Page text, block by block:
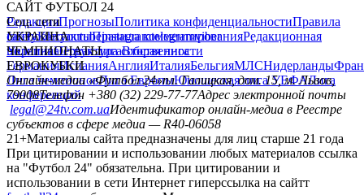
САЙТ ФУТБОЛ 24
РедакцияПрогнозыПолитика конфиденциальностиПравила
сайтуКонтактыПравила комментированияРедакционная
политикаСтруктура собственности
Соц. сети
facebookxyoutubeinstagramtelegramviber
УКРАИНА
УкраинаПервая лигаВторая лига
ЧЕМПИОНАТЫ
ГерманияИспанияАнглияИталияБельгияМЛСНидерланды
ЕВРОКУБКИ
Лига чемпионовЛига ЕвропыЮношеская лига УЕФАЛига
конференций
Онлайн-медиа «Футбол 24»пл. Галицкая, дом. 15, м. Львов,
79008Телефон +380 (32) 229-77-77Адрес электронной почты
legal@24tv.com.uaИдентификатор онлайн-медиа в Реестре
субъектов в сфере медиа — R40-06058
21+Материалы сайта предназначены для лиц старше 21 года
При цитировании и использовании любых материалов ссылка
на "Футбол 24" обязательна. При цитировании и
использовании в сети Интернет гиперссылка на сайтт